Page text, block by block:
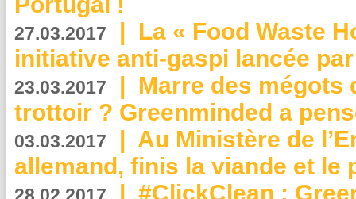
27.03.2017 | La « Food Waste
initiative anti-gaspi lancée
23.03.2017 | Marre des mégots
trottoir ? Greenminded a
03.03.2017 | Au Ministère de
allemand, finis la viande et le
| #ClickClean :